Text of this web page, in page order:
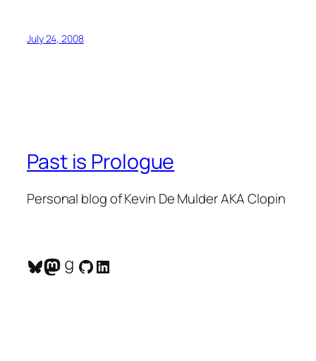
July 24, 2008
Past is Prologue
Personal blog of Kevin De Mulder AKA Clopin
Bluesky
Mastodon
Goodreads
GitHub
LinkedIn